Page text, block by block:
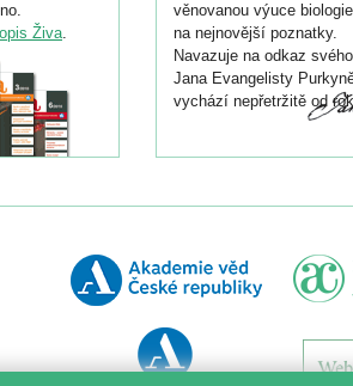
Živa.
věnovanou výuce
na nejnovější poznatky.
Navazuje na odkaz
Jana Evangelisty
vychází nepřetržitě od